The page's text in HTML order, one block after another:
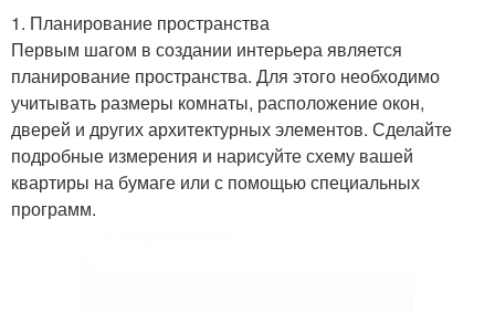
1. Планирование пространства
Первым шагом в создании интерьера является
планирование пространства. Для этого необходимо
учитывать размеры комнаты, расположение окон,
дверей и других архитектурных элементов. Сделайте
подробные измерения и нарисуйте схему вашей
квартиры на бумаге или с помощью специальных
программ.